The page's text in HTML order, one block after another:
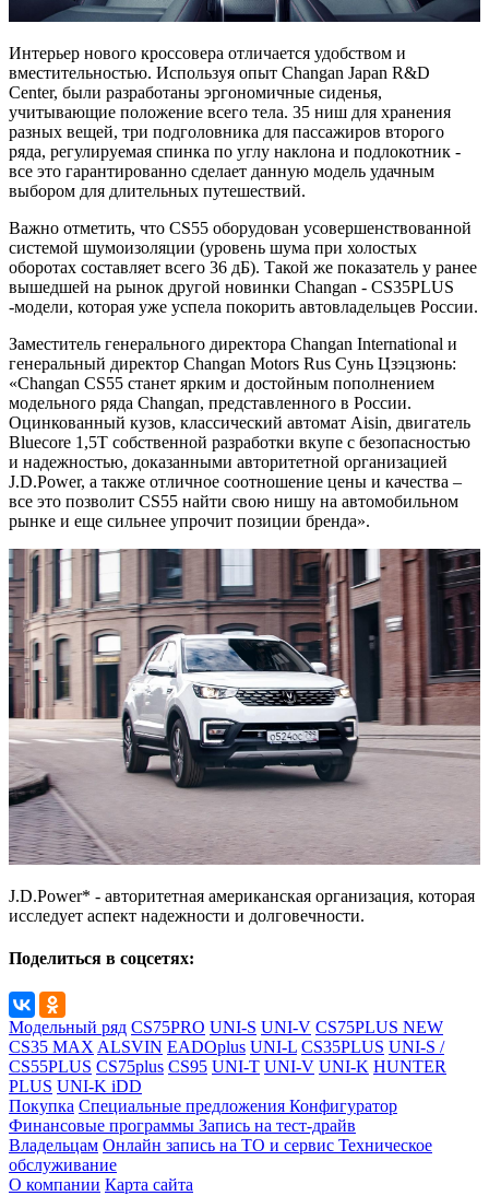
Интерьер нового кроссовера отличается удобством и
вместительностью. Используя опыт Changan Japan R&D
Center, были разработаны эргономичные сиденья,
учитывающие положение всего тела. 35 ниш для хранения
разных вещей, три подголовника для пассажиров второго
ряда, регулируемая спинка по углу наклона и подлокотник -
все это гарантированно сделает данную модель удачным
выбором для длительных путешествий.
Важно отметить, что CS55 оборудован усовершенствованной
системой шумоизоляции (уровень шума при холостых
оборотах составляет всего 36 дБ). Такой же показатель у ранее
вышедшей на рынок другой новинки Changan - CS35PLUS
-модели, которая уже успела покорить автовладельцев России.
Заместитель генерального директора Changan International и
генеральный директор Changan Motors Rus Сунь Цзэцзюнь:
«Changan CS55 станет ярким и достойным пополнением
модельного ряда Changan, представленного в России.
Оцинкованный кузов, классический автомат Aisin, двигатель
Bluecore 1,5T собственной разработки вкупе с безопасностью
и надежностью, доказанными авторитетной организацией
J.D.Power, а также отличное соотношение цены и качества –
все это позволит CS55 найти свою нишу на автомобильном
рынке и еще сильнее упрочит позиции бренда».
J.D.Power* - авторитетная американская организация, которая
исследует аспект надежности и долговечности.
Поделиться в соцсетях:
Модельный ряд CS75PRO UNI-S UNI-V CS75PLUS NEW
CS35 MAX ALSVIN EADOplus UNI-L CS35PLUS UNI-S /
CS55PLUS CS75plus CS95 UNI-T UNI-V UNI-K HUNTER
PLUS UNI-K iDD
Покупка Специальные предложения Конфигуратор
Финансовые программы Запись на тест-драйв
Владельцам Онлайн запись на ТО и сервис Техническое
обслуживание
О компании Карта сайта